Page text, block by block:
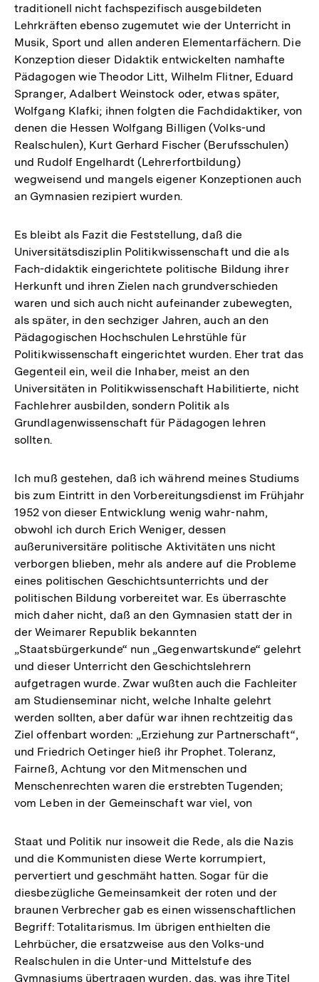
traditionell nicht fachspezifisch ausgebildeten
Lehrkräften ebenso zugemutet wie der Unterricht in
Musik, Sport und allen anderen Elementarfächern. Die
Konzeption dieser Didaktik entwickelten namhafte
Pädagogen wie Theodor Litt, Wilhelm Flitner, Eduard
Spranger, Adalbert Weinstock oder, etwas später,
Wolfgang Klafki; ihnen folgten die Fachdidaktiker, von
denen die Hessen Wolfgang Billigen (Volks-und
Realschulen), Kurt Gerhard Fischer (Berufsschulen)
und Rudolf Engelhardt (Lehrerfortbildung)
wegweisend und mangels eigener Konzeptionen auch
an Gymnasien rezipiert wurden.
Es bleibt als Fazit die Feststellung, daß die
Universitätsdisziplin Politikwissenschaft und die als
Fach-didaktik eingerichtete politische Bildung ihrer
Herkunft und ihren Zielen nach grundverschieden
waren und sich auch nicht aufeinander zubewegten,
als später, in den sechziger Jahren, auch an den
Pädagogischen Hochschulen Lehrstühle für
Politikwissenschaft eingerichtet wurden. Eher trat das
Gegenteil ein, weil die Inhaber, meist an den
Universitäten in Politikwissenschaft Habilitierte, nicht
Fachlehrer ausbilden, sondern Politik als
Grundlagenwissenschaft für Pädagogen lehren
sollten.
Ich muß gestehen, daß ich während meines Studiums
bis zum Eintritt in den Vorbereitungsdienst im Frühjahr
1952 von dieser Entwicklung wenig wahr-nahm,
obwohl ich durch Erich Weniger, dessen
außeruniversitäre politische Aktivitäten uns nicht
verborgen blieben, mehr als andere auf die Probleme
eines politischen Geschichtsunterrichts und der
politischen Bildung vorbereitet war. Es überraschte
mich daher nicht, daß an den Gymnasien statt der in
der Weimarer Republik bekannten
„Staatsbürgerkunde“ nun „Gegenwartskunde“ gelehrt
und dieser Unterricht den Geschichtslehrern
aufgetragen wurde. Zwar wußten auch die Fachleiter
am Studienseminar nicht, welche Inhalte gelehrt
werden sollten, aber dafür war ihnen rechtzeitig das
Ziel offenbart worden: „Erziehung zur Partnerschaft“,
und Friedrich Oetinger hieß ihr Prophet. Toleranz,
Fairneß, Achtung vor den Mitmenschen und
Menschenrechten waren die erstrebten Tugenden;
vom Leben in der Gemeinschaft war viel, von
Staat und Politik nur insoweit die Rede, als die Nazis
und die Kommunisten diese Werte korrumpiert,
pervertiert und geschmäht hatten. Sogar für die
diesbezügliche Gemeinsamkeit der roten und der
braunen Verbrecher gab es einen wissenschaftlichen
Begriff: Totalitarismus. Im übrigen enthielten die
Lehrbücher, die ersatzweise aus den Volks-und
Realschulen in die Unter-und Mittelstufe des
Gymnasiums übertragen wurden, das, was ihre Titel